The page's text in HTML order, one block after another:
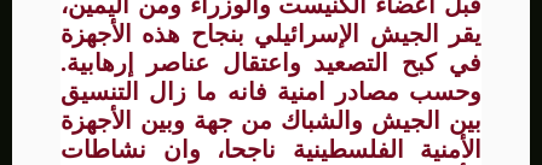
يقر الجيش الإسرائيلي بنجاح هذه الأجهزة
في كبح التصعيد واعتقال عناصر إرهابية.
وحسب مصادر امنية فانه ما زال التنسيق
بين الجيش والشباك من جهة وبين الأجهزة
الأمنية الفلسطينية ناجحا، وان نشاطات